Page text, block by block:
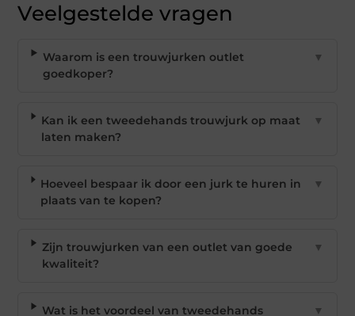
Veelgestelde vragen
Waarom is een trouwjurken outlet
goedkoper?
▼
Kan ik een tweedehands trouwjurk op maat
laten maken?
▼
Hoeveel bespaar ik door een jurk te huren in
plaats van te kopen?
▼
Zijn trouwjurken van een outlet van goede
kwaliteit?
▼
Wat is het voordeel van tweedehands ▼